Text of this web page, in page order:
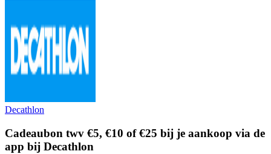
Decathlon
Cadeaubon twv €5, €10 of €25 bij je aankoop via de
app bij Decathlon